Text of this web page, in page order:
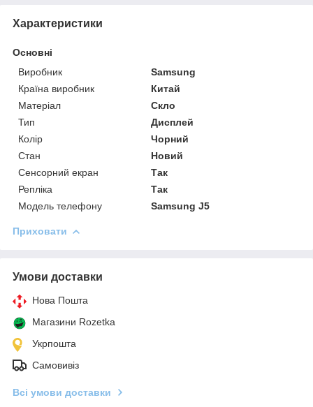
Характеристики
Основні
Виробник
Samsung
Країна виробник
Китай
Матеріал
Скло
Тип
Дисплей
Колір
Чорний
Стан
Новий
Сенсорний екран
Так
Репліка
Так
Модель телефону
Samsung J5
Приховати
Умови доставки
Нова Пошта
Магазини Rozetka
Укрпошта
Самовивіз
Всі умови доставки